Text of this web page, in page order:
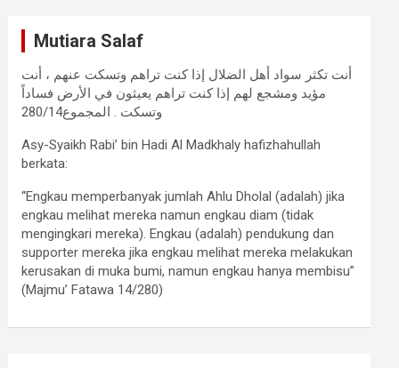
Mutiara Salaf
أنت تكثر سواد أهل الضلال إذا كنت تراهم وتسكت عنهم ، أنت
مؤيد ومشجع لهم إذا كنت تراهم يعيثون في الأرض فساداً
وتسكت . المجموع280/14
Asy-Syaikh Rabi’ bin Hadi Al Madkhaly hafizhahullah
berkata:
“Engkau memperbanyak jumlah Ahlu Dholal (adalah) jika
engkau melihat mereka namun engkau diam (tidak
mengingkari mereka). Engkau (adalah) pendukung dan
supporter mereka jika engkau melihat mereka melakukan
kerusakan di muka bumi, namun engkau hanya membisu”
(Majmu’ Fatawa 14/280)